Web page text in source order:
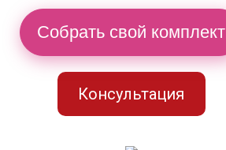
Собрать свой комплект
Консультация